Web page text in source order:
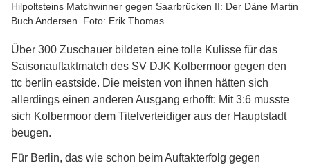
Hilpoltsteins Matchwinner gegen Saarbrücken II: Der Däne Martin
Buch Andersen. Foto: Erik Thomas
Über 300 Zuschauer bildeten eine tolle Kulisse für das
Saisonauftaktmatch des SV DJK Kolbermoor gegen den
ttc berlin eastside. Die meisten von ihnen hätten sich
allerdings einen anderen Ausgang erhofft: Mit 3:6 musste
sich Kolbermoor dem Titelverteidiger aus der Hauptstadt
beugen.
Für Berlin, das wie schon beim Auftakterfolg gegen